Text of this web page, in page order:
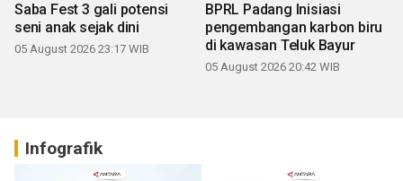
Saba Fest 3 gali potensi
seni anak sejak dini
05 August 2026 23:17 WIB
BPRL Padang Inisiasi
pengembangan karbon biru
di kawasan Teluk Bayur
05 August 2026 20:42 WIB
Infografik